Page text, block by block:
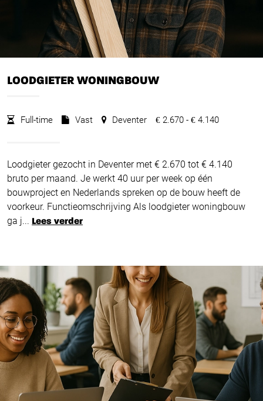
LOODGIETER WONINGBOUW
Full-time Vast Deventer € 2.670 - € 4.140
Loodgieter gezocht in Deventer met € 2.670 tot € 4.140
bruto per maand. Je werkt 40 uur per week op één
bouwproject en Nederlands spreken op de bouw heeft de
voorkeur. Functieomschrijving Als loodgieter woningbouw
ga j... Lees verder